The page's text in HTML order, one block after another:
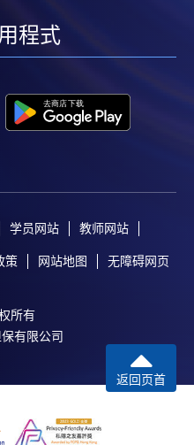
程式
学员网站 教师网站
策 网站地图 无障碍网页
所有
有限公司
返回页首